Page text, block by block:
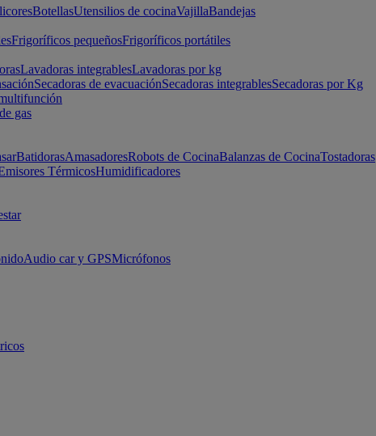
BotellasUtensilios de cocinaVajillaBandejas
Frigoríficos pequeñosFrigoríficos portátiles
Lavadoras integrablesLavadoras por kg
Secadoras de evacuaciónSecadoras integrablesSecadoras por Kg
gas
BatidorasAmasadoresRobots de CocinaBalanzas de CocinaTostadoras
TérmicosHumidificadores
Audio car y GPSMicrófonos